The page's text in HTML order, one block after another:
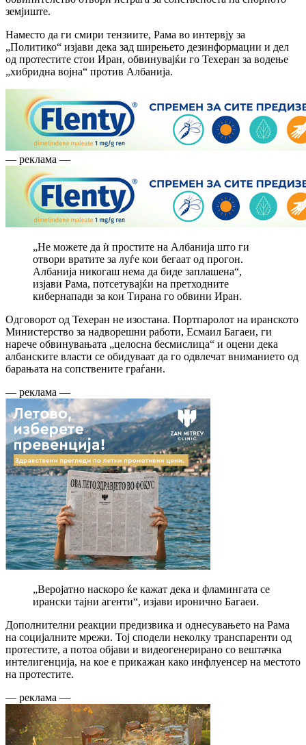
земјиште.
Наместо да ги смири тензиите, Рама во интервју за
„Политико“ изјави дека зад ширењето дезинформации и дел
од протестите стои Иран, обвинувајќи го Техеран за водење
„хибридна војна“ против Албанија.
— реклама —
„Не можете да ѝ простите на Албанија што ги
отвори вратите за луѓе кои бегаат од прогон.
Албанија никогаш нема да биде заплашена“,
изјави Рама, потсетувајќи на претходните
кибернапади за кои Тирана го обвини Иран.
Одговорот од Техеран не изостана. Портпаролот на иранското
Министерство за надворешни работи, Есмаил Багаеи, ги
нарече обвинувањата „целосна бесмислица“ и оцени дека
албанските власти се обидуваат да го одвлечат вниманието од
барањата на сопствените граѓани.
— реклама —
„Веројатно наскоро ќе кажат дека и фламингата се
ирански тајни агенти“, изјави иронично Багаеи.
Дополнителни реакции предизвика и однесувањето на Рама
на социјалните мрежи. Тој сподели неколку транспаренти од
протестите, а потоа објави и видеогенерирано со вештачка
интелигенција, на кое е прикажан како инфлуенсер на местото
на протестите.
— реклама —